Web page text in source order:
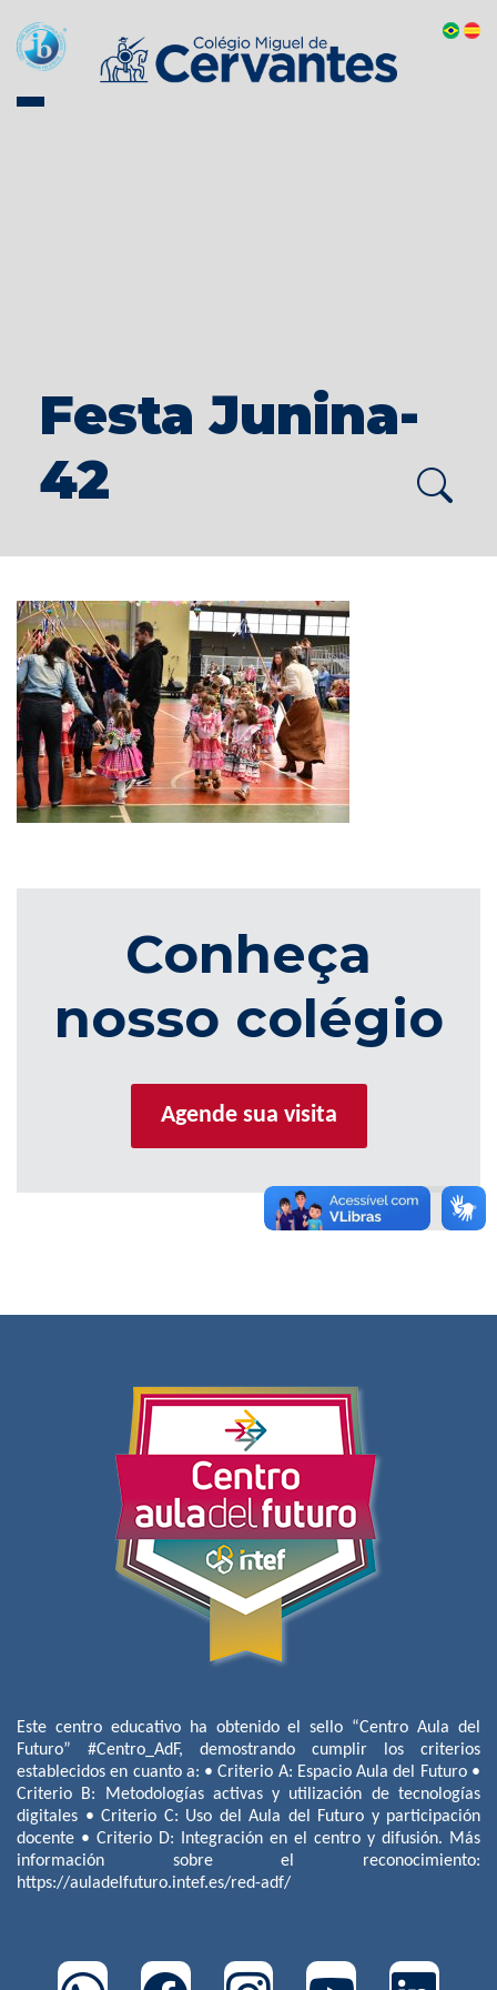
Festa Junina-
42
Conheça
nosso colégio
Agende sua visita
Este centro educativo ha obtenido el sello “Centro Aula del
Futuro” #Centro_AdF, demostrando cumplir los criterios
establecidos en cuanto a: • Criterio A: Espacio Aula del Futuro •
Criterio B: Metodologías activas y utilización de tecnologías
digitales • Criterio C: Uso del Aula del Futuro y participación
docente • Criterio D: Integración en el centro y difusión. Más
información sobre el reconocimiento:
https://auladelfuturo.intef.es/red-adf/